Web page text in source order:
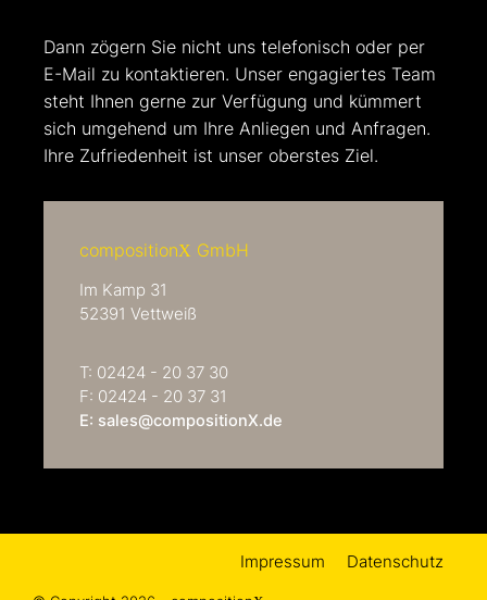
Dann zögern Sie nicht uns telefonisch oder per
E-Mail zu kontaktieren. Unser engagiertes Team
steht Ihnen gerne zur Verfügung und kümmert
sich umgehend um Ihre Anliegen und Anfragen.
Ihre Zufriedenheit ist unser oberstes Ziel.
compositionX GmbH
Im Kamp 31
52391 Vettweiß
T: 02424 - 20 37 30
F: 02424 - 20 37 31
E: sales@compositionX.de
Impressum Datenschutz